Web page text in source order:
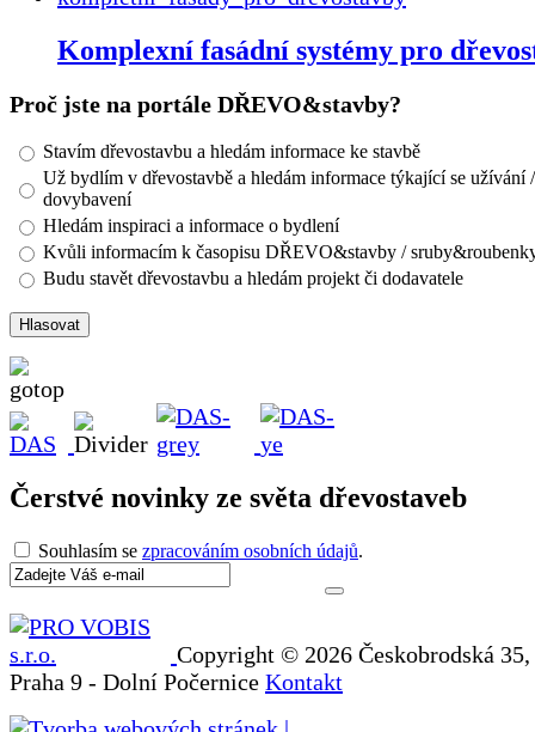
Komplexní fasádní systémy pro
Proč jste na portále DŘEVO&stavby?
Stavím dřevostavbu a hledám informace ke stavbě
Už bydlím v dřevostavbě a hledám informace týkající se užívání
dovybavení
Hledám inspiraci a informace o bydlení
Kvůli informacím k časopisu DŘEVO&stavby /
Budu stavět dřevostavbu a hledám projekt či dodavatele
Čerstvé novinky ze světa dřevostaveb
Souhlasím se zpracováním osobních údajů.
Copyright © 2026 Českobrodská 35,
Praha 9 - Dolní Počernice Kontakt